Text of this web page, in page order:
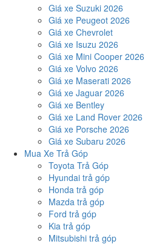
Giá xe Suzuki 2026
Giá xe Peugeot 2026
Giá xe Chevrolet
Giá xe Isuzu 2026
Giá xe Mini Cooper 2026
Giá xe Volvo 2026
Giá xe Maserati 2026
Giá xe Jaguar 2026
Giá xe Bentley
Giá xe Land Rover 2026
Giá xe Porsche 2026
Giá xe Subaru 2026
Mua Xe Trả Góp
Toyota Trả Góp
Hyundai trả góp
Honda trả góp
Mazda trả góp
Ford trả góp
Kia trả góp
Mitsubishi trả góp